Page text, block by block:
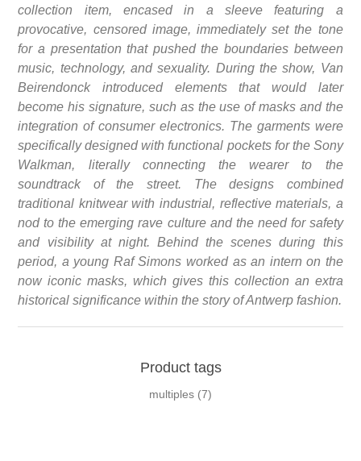
collection item, encased in a sleeve featuring a
provocative, censored image, immediately set the tone
for a presentation that pushed the boundaries between
music, technology, and sexuality. During the show, Van
Beirendonck introduced elements that would later
become his signature, such as the use of masks and the
integration of consumer electronics. The garments were
specifically designed with functional pockets for the Sony
Walkman, literally connecting the wearer to the
soundtrack of the street. The designs combined
traditional knitwear with industrial, reflective materials, a
nod to the emerging rave culture and the need for safety
and visibility at night. Behind the scenes during this
period, a young Raf Simons worked as an intern on the
now iconic masks, which gives this collection an extra
historical significance within the story of Antwerp fashion.
Product tags
multiples (7)